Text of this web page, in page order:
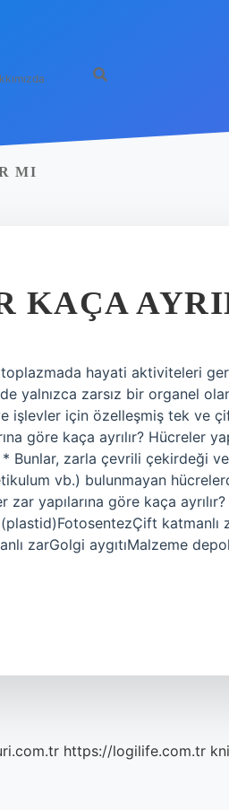
MI
KAÇA
hayati aktiviteleri
yalnızca zarsız bir organel
işlevler için özelleşmiş tek ve
göre kaça ayrılır? Hücreler
Bunlar, zarla çevrili çekirdeği
vb.) bulunmayan
zar yapılarına göre kaça
katmanlı
zarGolgi aygıtıMalzeme
https://logilife.com.tr